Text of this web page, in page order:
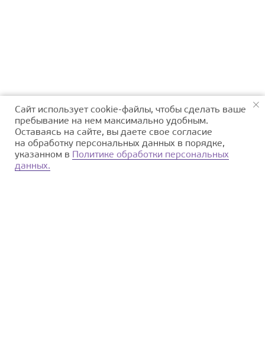
Сайт использует cookie-файлы, чтобы сделать ваше
пребывание на нем максимально удобным.
Оставаясь на сайте, вы даете свое согласие
на обработку персональных данных в порядке,
указанном в
Политике обработки персональных
данных.